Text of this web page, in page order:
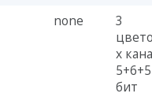
none
3
х
5+6+5
бит